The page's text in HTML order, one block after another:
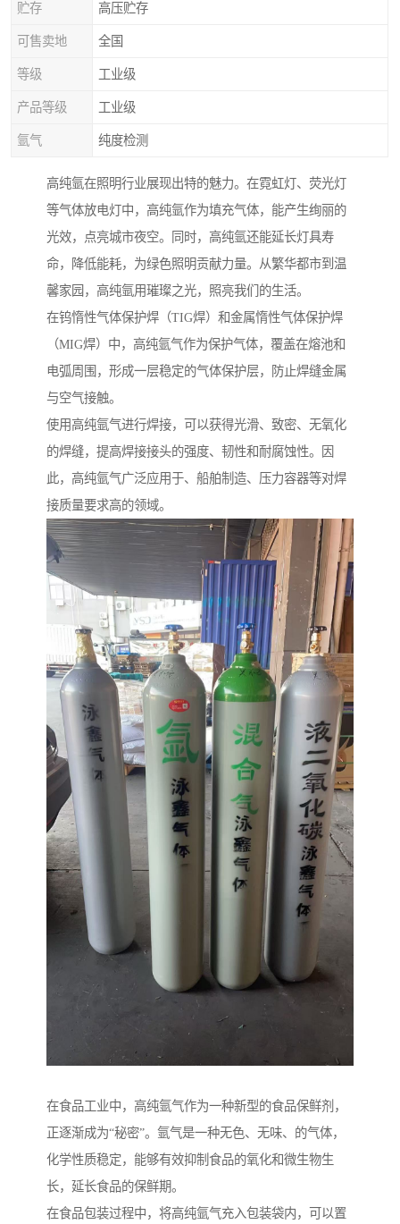
贮存 高压贮存
可售卖地 全国
等级 工业级
产品等级 工业级
氩气 纯度检测
高纯氩在照明行业展现出特的魅力。在霓虹灯、荧光灯
等气体放电灯中，高纯氩作为填充气体，能产生绚丽的
光效，点亮城市夜空。同时，高纯氩还能延长灯具寿
命，降低能耗，为绿色照明贡献力量。从繁华都市到温
馨家园，高纯氩用璀璨之光，照亮我们的生活。
在钨惰性气体保护焊（TIG焊）和金属惰性气体保护焊
（MIG焊）中，高纯氩气作为保护气体，覆盖在熔池和
电弧周围，形成一层稳定的气体保护层，防止焊缝金属
与空气接触。
使用高纯氩气进行焊接，可以获得光滑、致密、无氧化
的焊缝，提高焊接接头的强度、韧性和耐腐蚀性。因
此，高纯氩气广泛应用于、船舶制造、压力容器等对焊
接质量要求高的领域。
在食品工业中，高纯氩气作为一种新型的食品保鲜剂，
正逐渐成为“秘密”。氩气是一种无色、无味、的气体，
化学性质稳定，能够有效抑制食品的氧化和微生物生
长，延长食品的保鲜期。
在食品包装过程中，将高纯氩气充入包装袋内，可以置